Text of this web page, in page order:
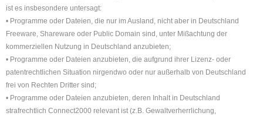
ist es insbesondere untersagt:
• Programme oder Dateien, die nur im Ausland, nicht aber in Deutschland
Freeware, Shareware oder Public Domain sind, unter Mißachtung der
kommerziellen Nutzung in Deutschland anzubieten;
• Programme oder Dateien anzubieten, die aufgrund ihrer Lizenz- oder
patentrechtlichen Situation nirgendwo oder nur außerhalb von Deutschland
frei von Rechten Dritter sind;
• Programme oder Dateien anzubieten, deren Inhalt in Deutschland
strafrechtlich Connect2000 relevant ist (z.B. Gewaltverherrlichung,